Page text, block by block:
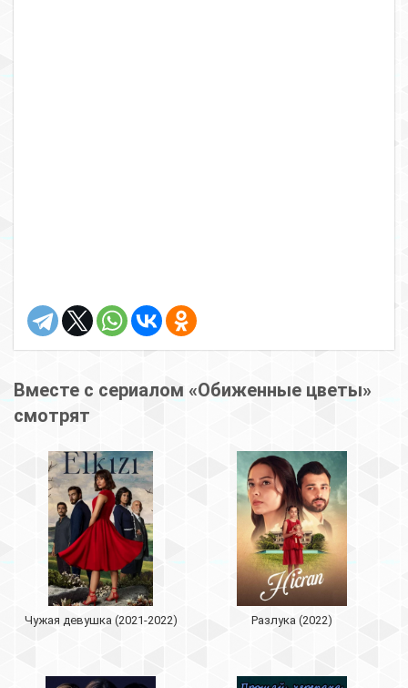
Вместе с сериалом «Обиженные цветы»
смотрят
Чужая девушка (2021-2022) Разлука (2022)